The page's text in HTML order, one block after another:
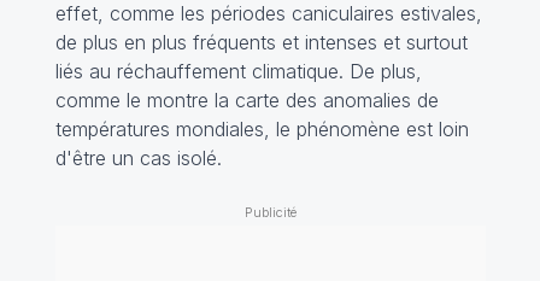
effet, comme les périodes caniculaires estivales,
de plus en plus fréquents et intenses et surtout
liés au réchauffement climatique. De plus,
comme le montre la carte des anomalies de
températures mondiales, le phénomène est loin
d'être un cas isolé.